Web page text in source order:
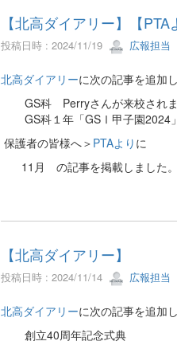
【北高ダイアリー】【PTA
投稿日時 : 2024/11/19 広報担当
北高ダイアリーに次の記事を追加し
GS科 Perryさんが来校され
GS科１年「GSⅠ甲子園2024
保護者の皆様へ＞ PTAより に
11月 の記事を掲載しました。
【北高ダイアリー】
投稿日時 : 2024/11/14 広報担当
北高ダイアリーに次の記事を追加し
創立40周年記念式典